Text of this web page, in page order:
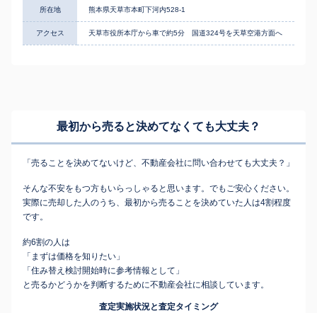
所在地 熊本県天草市本町下河内528-1
アクセス 天草市役所本庁から車で約5分 国道324号を天草空港方面へ
最初から売ると決めてなくても大丈夫？
「売ることを決めてないけど、不動産会社に問い合わせても大丈夫？」
そんな不安をもつ方もいらっしゃると思います。でもご安心ください。
実際に売却した人のうち、最初から売ることを決めていた人は4割程度
です。
約6割の人は
「まずは価格を知りたい」
「住み替え検討開始時に参考情報として」
と売るかどうかを判断するために不動産会社に相談しています。
査定実施状況と査定タイミング